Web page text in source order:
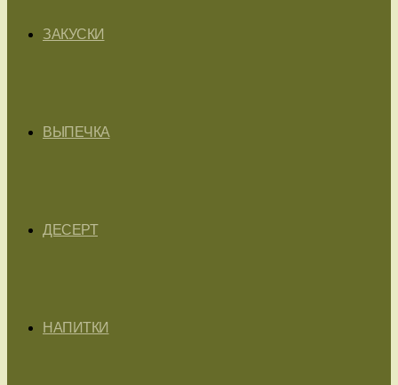
ЗАКУСКИ
ВЫПЕЧКА
ДЕСЕРТ
НАПИТКИ